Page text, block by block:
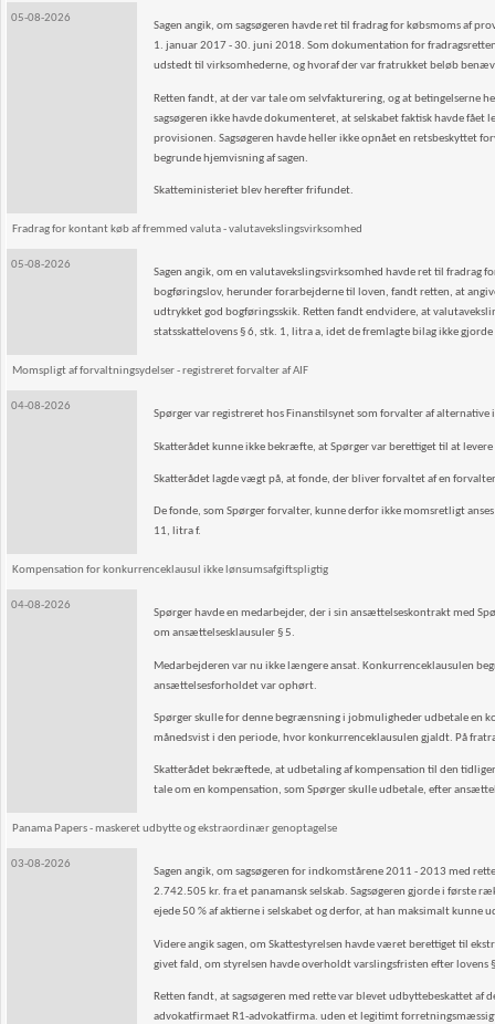
05-08-2026
Sagen angik, om sagsøgeren havde ret til fradrag for købsmoms af
1. januar 2017 - 30. juni 2018. Som dokumentation for
udstedt til virksomhederne, og hvoraf der var fratrukket beløb
Retten fandt, at der var tale om selvfakturering, og at betingelserne
sagsøgeren ikke havde dokumenteret, at selskabet faktisk havde
provisionen. Sagsøgeren havde heller ikke opnået en retsbeskyttet
begrunde hjemvisning af sagen.
Skatteministeriet blev herefter frifundet.
Fradrag for kontant køb af fremmed valuta - valutavekslingsvirksomhed
05-08-2026
Sagen angik, om en valutavekslingsvirksomhed havde ret til
bogføringslov, herunder forarbejderne til loven, fandt retten, at
udtrykket god bogføringsskik. Retten fandt endvidere, at
statsskattelovens § 6, stk. 1, litra a, idet de fremlagte bilag ikke
Momspligt af forvaltningsydelser - registreret forvalter af AIF
04-08-2026
Spørger var registreret hos Finanstilsynet som forvalter af
Skatterådet kunne ikke bekræfte, at Spørger var berettiget til at
Skatterådet lagde vægt på, at fonde, der bliver forvaltet af en
De fonde, som Spørger forvalter, kunne derfor ikke momsretligt
11, litra f.
Kompensation for konkurrenceklausul ikke lønsumsafgiftspligtig
04-08-2026
Spørger havde en medarbejder, der i sin ansættelseskontrakt med
om ansættelsesklausuler § 5.
Medarbejderen var nu ikke længere ansat. Konkurrenceklausulen
ansættelsesforholdet var ophørt.
Spørger skulle for denne begrænsning i jobmuligheder udbetale en
månedsvist i den periode, hvor konkurrenceklausulen gjaldt. På
Skatterådet bekræftede, at udbetaling af kompensation til den
tale om en kompensation, som Spørger skulle udbetale, efter
Panama Papers - maskeret udbytte og ekstraordinær genoptagelse
03-08-2026
Sagen angik, om sagsøgeren for indkomstårene 2011 - 2013 med
2.742.505 kr. fra et panamansk selskab. Sagsøgeren gjorde i første
ejede 50 % af aktierne i selskabet og derfor, at han maksimalt kunne
Videre angik sagen, om Skattestyrelsen havde været berettiget til
givet fald, om styrelsen havde overholdt varslingsfristen efter lovens
Retten fandt, at sagsøgeren med rette var blevet udbyttebeskattet
advokatfirmaet R1-advokatfirma. uden et legitimt